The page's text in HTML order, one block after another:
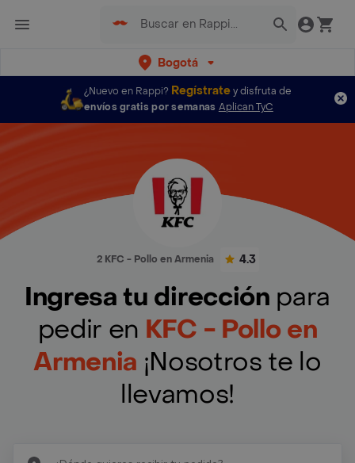
Bogotá
¿Nuevo en Rappi? Regístratey disfruta de
envíos gratis por semanas Aplican TyC
2 KFC - Pollo en Armenia 4.3
Ingresa tu dirección para
pedir en KFC - Pollo en
Armenia ¡Nosotros te lo
llevamos!